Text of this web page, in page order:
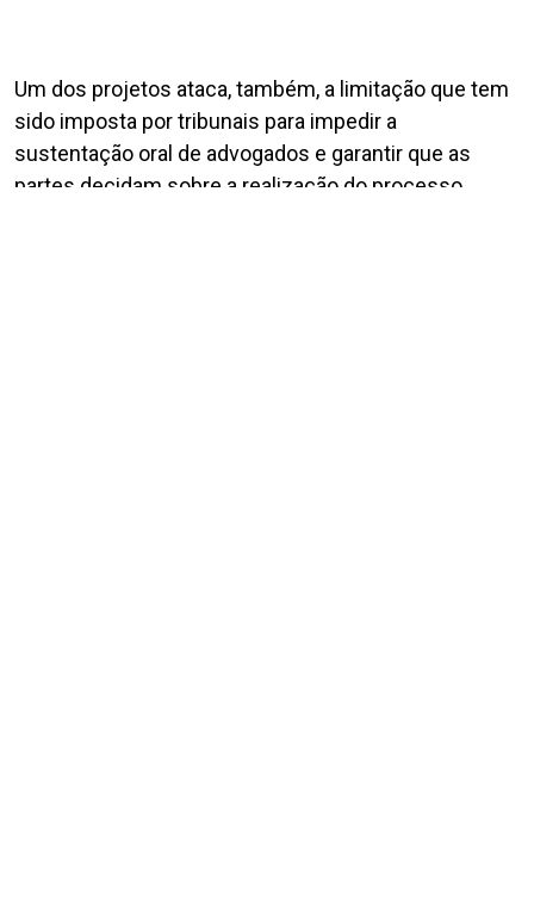
Um dos projetos ataca, também, a limitação que tem
sido imposta por tribunais para impedir a
sustentação oral de advogados e garantir que as
partes decidam sobre a realização do processo